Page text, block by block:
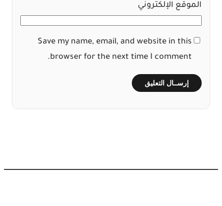
الموقع الإلكتروني
Save my name, email, and website in this
browser for the next time I comment.